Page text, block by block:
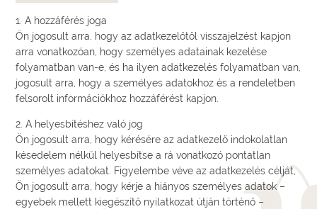
1. A hozzáférés joga
Ön jogosult arra, hogy az adatkezelőtől visszajelzést kapjon
arra vonatkozóan, hogy személyes adatainak kezelése
folyamatban van-e, és ha ilyen adatkezelés folyamatban van,
jogosult arra, hogy a személyes adatokhoz és a rendeletben
felsorolt információkhoz hozzáférést kapjon.
2. A helyesbítéshez való jog
Ön jogosult arra, hogy kérésére az adatkezelő indokolatlan
késedelem nélkül helyesbítse a rá vonatkozó pontatlan
személyes adatokat. Figyelembe véve az adatkezelés célját,
Ön jogosult arra, hogy kérje a hiányos személyes adatok –
egyebek mellett kiegészítő nyilatkozat útján történő –